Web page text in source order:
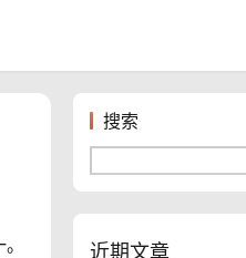
搜索
近期文章